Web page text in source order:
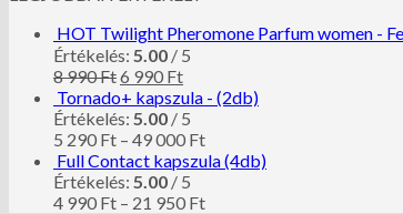
HOT Twilight Pheromone Parfum women -
Értékelés: 5.00 / 5
8 990Ft6 990 Ft
Tornado+ kapszula - (2db)
Értékelés: 5.00 / 5
5 290 Ft – 49 000 Ft
Full Contact kapszula (4db)
Értékelés: 5.00 / 5
4 990 Ft – 21 950 Ft